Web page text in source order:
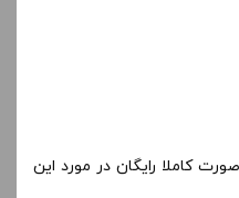
کاملا رایگان در مورد این